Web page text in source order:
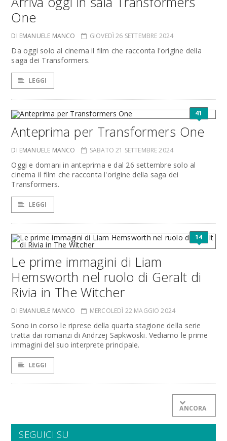
One
DI EMANUELE MANCO GIOVEDÌ 26 SETTEMBRE 2024
Da oggi solo al cinema il film che racconta l'origine della
saga dei Transformers.
LEGGI
41
Anteprima per Transformers One
DI EMANUELE MANCO SABATO 21 SETTEMBRE 2024
Oggi e domani in anteprima e dal 26 settembre solo al
cinema il film che racconta l'origine della saga dei
Transformers.
LEGGI
14
Le prime immagini di Liam
Hemsworth nel ruolo di Geralt di
Rivia in The Witcher
DI EMANUELE MANCO MERCOLEDÌ 22 MAGGIO 2024
Sono in corso le riprese della quarta stagione della serie
tratta dai romanzi di Andrzej Sapkwoski. Vediamo le prime
immagini del suo interprete principale.
LEGGI
ANCORA
SEGUICI SU